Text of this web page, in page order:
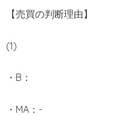
【売買の判断理由】
(1)
・B：
・MA：-